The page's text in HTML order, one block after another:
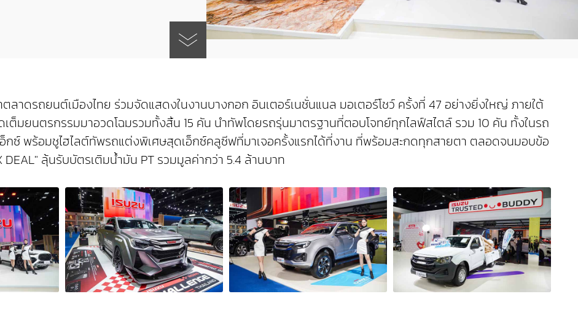
าดรถยนต์เมืองไทย ร่วมจัดแสดงในงานบางกอก อินเตอร์เนชั่นแนล มอเตอร์โชว์ ครั้งที่ 47 อย่างยิ่งใหญ่ ภายใต้
ดเต็มยนตรกรรมมาอวดโฉมรวมทั้งสิ้น 15 คัน นำทัพโดยรถรุ่นมาตรฐานที่ตอบโจทย์ทุกไลฟ์สไตล์ รวม 10 คัน ทั้งในรถ
ซ์ พร้อมชูไฮไลต์ทัพรถแต่งพิเศษสุดเอ็กซ์คลูซีฟที่มาเจอครั้งแรกได้ที่งาน ที่พร้อมสะกดทุกสายตา ตลอดจนมอบข้อ
DEAL" ลุ้นรับบัตรเติมน้ำมัน PT รวมมูลค่ากว่า 5.4 ล้านบาท